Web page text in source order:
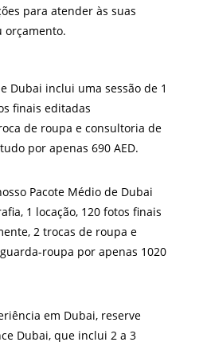
para atender às suas
orçamento.
Dubai inclui uma sessão de 1
finais editadas
de roupa e consultoria de
por apenas 690 AED.
Pacote Médio de Dubai
1 locação, 120 fotos finais
2 trocas de roupa e
roupa por apenas 1020
em Dubai, reserve
Dubai, que inclui 2 a 3